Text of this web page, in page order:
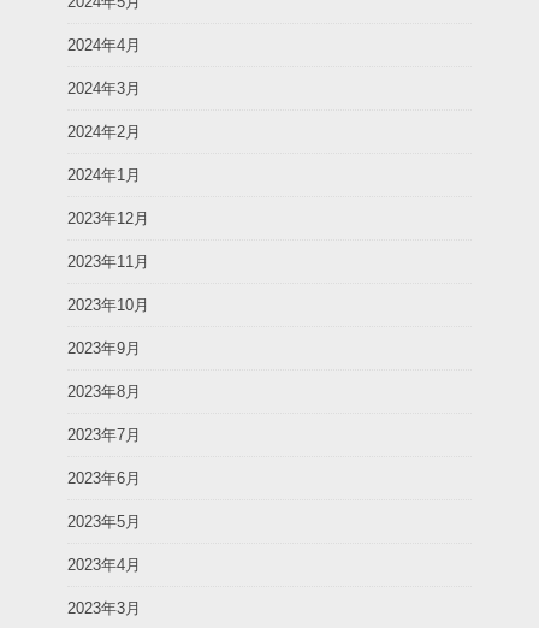
2024年4月
2024年3月
2024年2月
2024年1月
2023年12月
2023年11月
2023年10月
2023年9月
2023年8月
2023年7月
2023年6月
2023年5月
2023年4月
2023年3月